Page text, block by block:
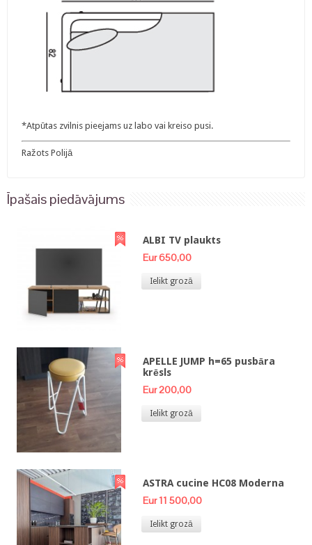
*Atpūtas zvilnis pieejams uz labo vai kreiso pusi.
Ražots Polijā
Īpašais piedāvājums
ALBI TV plaukts
Eur 650,00
Ielikt grozā
APELLE JUMP h=65 pusbāra
krēsls
Eur 200,00
Ielikt grozā
ASTRA cucine HC08 Moderna
Eur 11 500,00
Ielikt grozā